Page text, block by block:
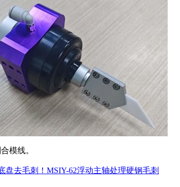
模线。
盘去毛刺！MSIY-62浮动主轴处理硬钢毛刺